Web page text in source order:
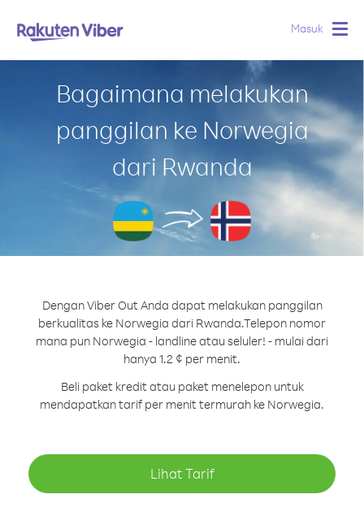
Masuk
Bagaimana melakukan
panggilan ke Norwegia
dari Rwanda
Dengan Viber Out Anda dapat melakukan panggilan
berkualitas ke Norwegia dari Rwanda.Telepon nomor
mana pun Norwegia - landline atau seluler! - mulai dari
hanya 1.2 ¢ per menit.
Beli paket kredit atau paket menelepon untuk
mendapatkan tarif per menit termurah ke Norwegia.
Lihat Tarif